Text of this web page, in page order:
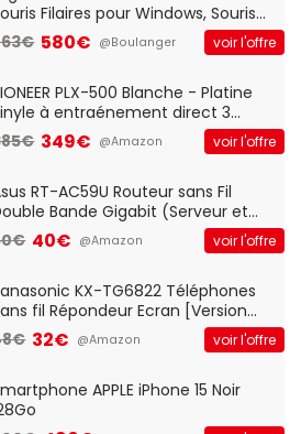
Filaires pour Windows, Souris
Filaire, Connexion USB Plug
Play, Confortable, Taille
UK - Noir
580€ @Boulanger voir l'offre
PLX-500 Blanche - Platine
à entraénement direct 3
(33-45-78 trs/min) avec
ampli intégré et port USB
349€ @Amazon voir l'offre
RT-AC59U Routeur sans Fil
Bande Gigabit (Serveur et
VPN, Triple Vlan, Mode Point
et Bridge, contrôle Parental,
40€ @Amazon voir l'offre
KX-TG6822 Téléphones
fil Répondeur Ecran [Version
32€ @Amazon voir l'offre
APPLE iPhone 15 Noir